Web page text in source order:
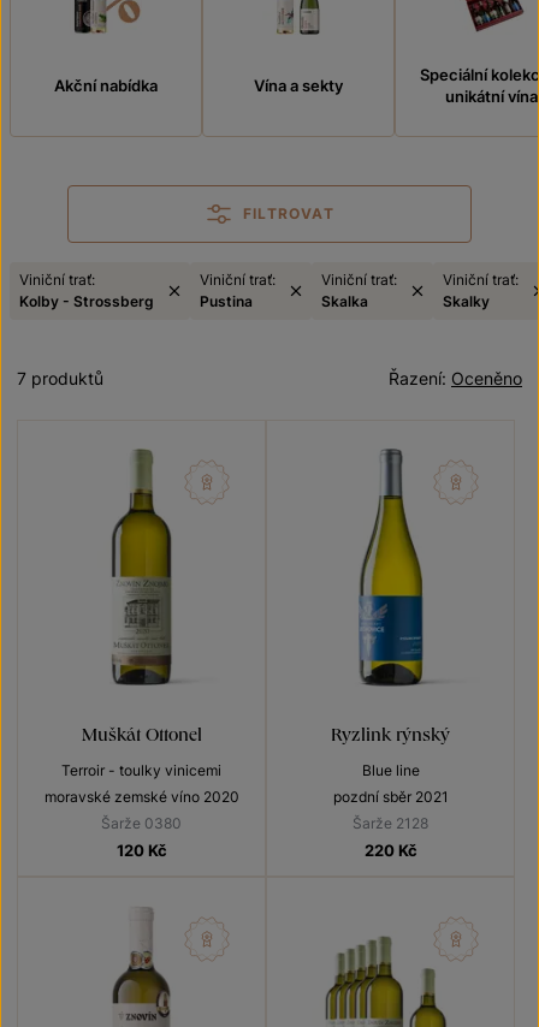
Akční nabídka Vína a sekty
Speciální
unikátní vína
FILTROVAT
Viniční trať:
Kolby - Strossberg
Viniční trať:
Pustina
Viniční trať:
Skalka
Viniční trať:
Skalky
Oceněno
Řazení:
7 produktů
Muškát Ottonel
Terroir - toulky vinicemi
moravské zemské víno 2020
Šarže 0380
120 Kč
Ryzlink rýnský
Blue line
pozdní sběr 2021
Šarže 2128
220 Kč